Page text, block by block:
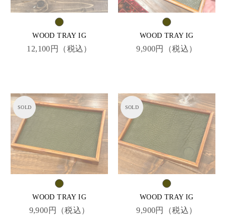
WOOD TRAY IG
12,100円（税込）
WOOD TRAY IG
9,900円（税込）
WOOD TRAY IG
9,900円（税込）
WOOD TRAY IG
9,900円（税込）